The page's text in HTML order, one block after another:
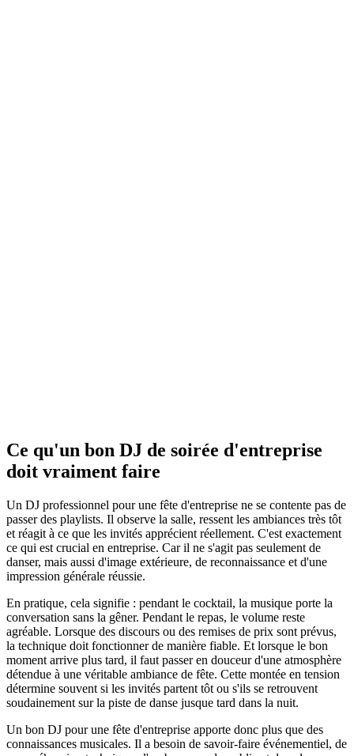
Ce qu'un bon DJ de soirée d'entreprise
doit vraiment faire
Un DJ professionnel pour une fête d'entreprise ne se contente pas de
passer des playlists. Il observe la salle, ressent les ambiances très tôt
et réagit à ce que les invités apprécient réellement. C'est exactement
ce qui est crucial en entreprise. Car il ne s'agit pas seulement de
danser, mais aussi d'image extérieure, de reconnaissance et d'une
impression générale réussie.
En pratique, cela signifie : pendant le cocktail, la musique porte la
conversation sans la gêner. Pendant le repas, le volume reste
agréable. Lorsque des discours ou des remises de prix sont prévus,
la technique doit fonctionner de manière fiable. Et lorsque le bon
moment arrive plus tard, il faut passer en douceur d'une atmosphère
détendue à une véritable ambiance de fête. Cette montée en tension
détermine souvent si les invités partent tôt ou s'ils se retrouvent
soudainement sur la piste de danse jusque tard dans la nuit.
Un bon DJ pour une fête d'entreprise apporte donc plus que des
connaissances musicales. Il a besoin de savoir-faire événementiel, de